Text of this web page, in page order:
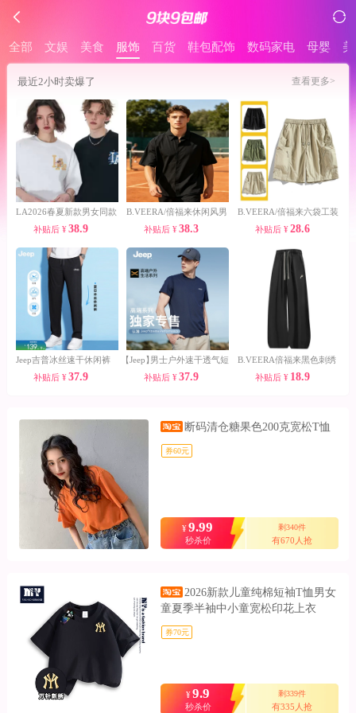
全部 文娱 美食 服饰 百货 鞋包配饰 数码家电 母婴
最近2小时卖爆了 查看更多>
LA2026春夏新款男女同款
纯棉宽松潮牌爆款
补贴后 ¥38.9
B.VEERA/倍福来休闲风男
士黑色短袖衬衫
补贴后 ¥ 38.3
B.VEERA/倍福来六袋工装
风多口袋短裤
补贴后 ¥28.6
Jeep吉普冰丝速干休闲裤
补贴后 ¥37.9
【Jeep】男士户外速干透气短
补贴后 ¥ 37.9
B.VEERA倍福来黑色刺绣
阔腿冰丝透气休闲裤
补贴后 ¥ 18.9
断码清仓糖果色200克宽松T恤
券60元
¥ 9.99
秒杀价
剩340件
有670人抢
2026新款儿童纯棉短袖T恤男女
童夏季半袖中小童宽松印花上衣
券70元
¥9.9
秒杀价
剩339件
有335人抢